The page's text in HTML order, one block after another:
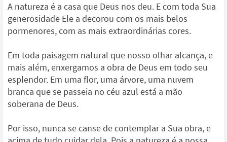
A natureza é a casa que Deus nos deu. E com toda Sua
generosidade Ele a decorou com os mais belos
pormenores, com as mais extraordinárias cores.
Em toda paisagem natural que nosso olhar alcança, e
mais além, enxergamos a obra de Deus em todo seu
esplendor. Em uma flor, uma árvore, uma nuvem
branca que se passeia no céu azul está a mão
soberana de Deus.
Por isso, nunca se canse de contemplar a Sua obra, e